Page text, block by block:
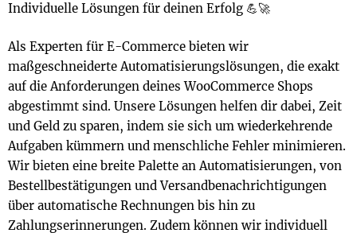
Individuelle Lösungen für deinen Erfolg 💪🚀
Als Experten für E-Commerce bieten wir
maßgeschneiderte Automatisierungslösungen, die exakt
auf die Anforderungen deines WooCommerce Shops
abgestimmt sind. Unsere Lösungen helfen dir dabei, Zeit
und Geld zu sparen, indem sie sich um wiederkehrende
Aufgaben kümmern und menschliche Fehler minimieren.
Wir bieten eine breite Palette an Automatisierungen, von
Bestellbestätigungen und Versandbenachrichtigungen
über automatische Rechnungen bis hin zu
Zahlungserinnerungen. Zudem können wir individuell